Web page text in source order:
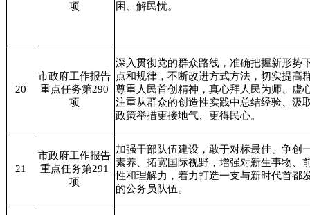
项
困、解民忧。
20
市政府工作报告
重点任务第290
项
深入贯彻党的群众路线，准确把握新形势
点和规律，不断改进方式方法，切实提高
尊重人民首创精神，真心拜人民为师、虚
注重从群众的创造性实践中总结经验、汲
政策举措更接地气、更得民心。
21
市政府工作报告
重点任务第291
项
加强干部队伍建设，敢于对标最佳、争创
素养、拓宽国际视野，增强对新生事物、
性和理解力，着力打造一支与新时代首都
的公务员队伍。